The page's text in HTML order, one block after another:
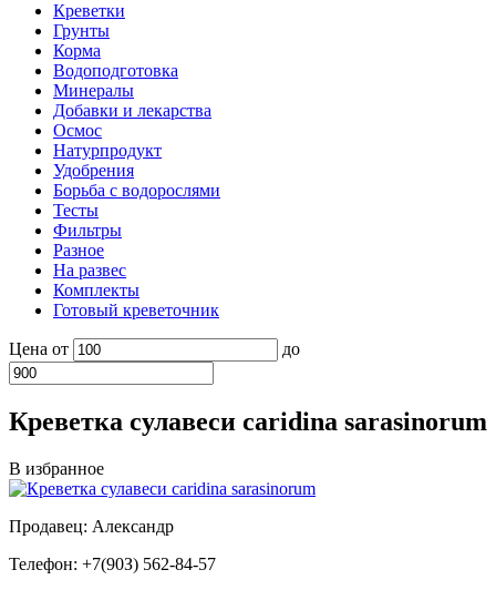
Креветки
Грунты
Корма
Водоподготовка
Минералы
Добавки и лекарства
Осмос
Натурпродукт
Удобрения
Борьба с водорослями
Тесты
Фильтры
Разное
На развес
Комплекты
Готовый креветочник
Цена от до
Креветка сулавеси caridina sarasinorum
В избранное
Продавец: Александр
Телефон: +7(90З) 562-84-57